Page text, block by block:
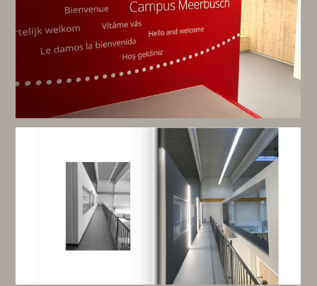
PRIVAT
GEWERBLICH
SHOWROOM
ÜBER UNS
KONTAKT